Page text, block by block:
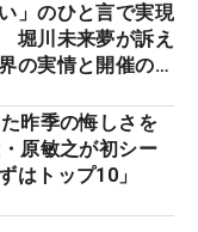
」のひと言で実現
堀川未来夢が訴え
の実情と開催の舞
昨季の悔しさを
原敏之が初シー
はトップ10」